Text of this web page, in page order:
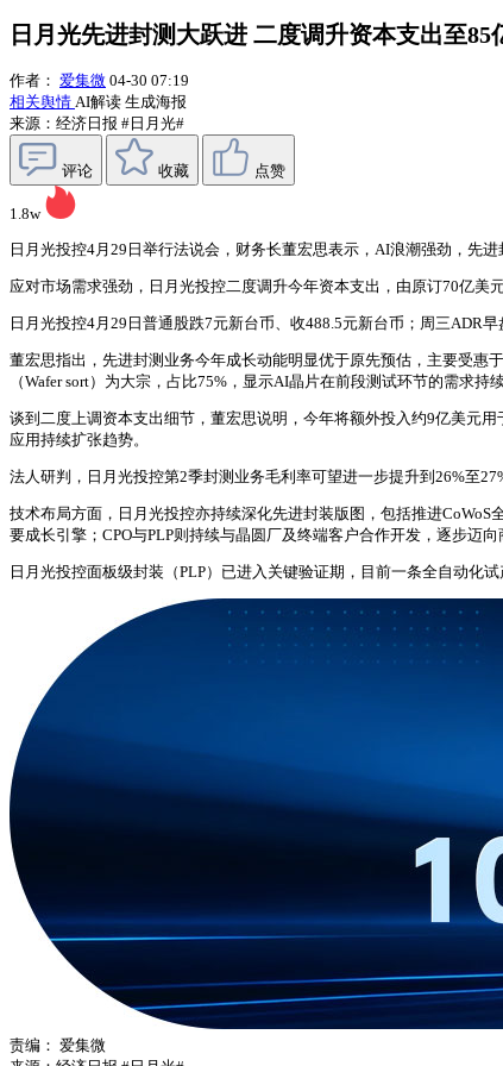
日月光先进封测大跃进 二度调升资本支出至85
作者： 爱集微 04-30 07:19
相关舆情 AI解读 生成海报
来源：经济日报 #日月光#
评论 收藏 点赞
1.8w
日月光投控4月29日举行法说会，财务长董宏思表示，AI浪潮强劲，先
应对市场需求强劲，日月光投控二度调升今年资本支出，由原订70亿
日月光投控4月29日普通股跌7元新台币、收488.5元新台币；周三ADR早
董宏思指出，先进封测业务今年成长动能明显优于原先预估，主要受惠
（Wafer sort）为大宗，占比75%，显示AI晶片在前段测试环节的需求持续
谈到二度上调资本支出细节，董宏思说明，今年将额外投入约9亿美元
应用持续扩张趋势。
法人研判，日月光投控第2季封测业务毛利率可望进一步提升到26%至
技术布局方面，日月光投控亦持续深化先进封装版图，包括推进
要成长引擎；CPO与PLP则持续与晶圆厂及终端客户合作开发，逐步迈向
日月光投控面板级封装（PLP）已进入关键验证期，目前一条全自动化
责编： 爱集微